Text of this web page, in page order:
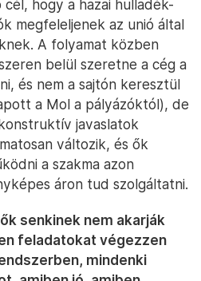
hogy a hazai hulladék-
megfeleljenek az unió által
A folyamat közben
belül szeretne a cég a
és nem a sajtón keresztül
a Mol a pályázóktól), de
javaslatok
változik, és ők
a szakma azon
áron tud szolgáltatni.
senkinek nem akarják
feladatokat végezzen
mindenki